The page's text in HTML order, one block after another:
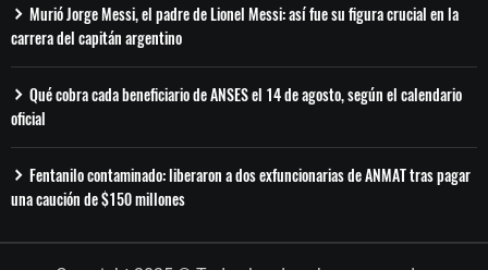
Murió Jorge Messi, el padre de Lionel Messi: así fue su figura crucial en la
carrera del capitán argentino
Qué cobra cada beneficiario de ANSES el 14 de agosto, según el calendario
oficial
Fentanilo contaminado: liberaron a dos exfuncionarias de ANMAT tras pagar
una caución de $150 millones